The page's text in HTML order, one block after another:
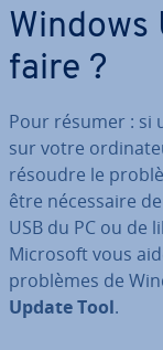
Windows
faire ?
Pour résumer : si
sur votre
résoudre le
être né­ces­saire
USB du PC ou de
Microsoft vous
problèmes de
Update Tool.